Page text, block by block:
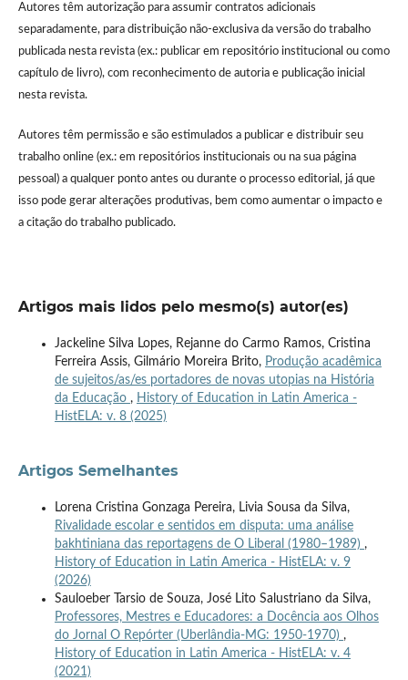
Autores têm autorização para assumir contratos adicionais
separadamente, para distribuição não-exclusiva da versão do trabalho
publicada nesta revista (ex.: publicar em repositório institucional ou como
capítulo de livro), com reconhecimento de autoria e publicação inicial
nesta revista.
Autores têm permissão e são estimulados a publicar e distribuir seu
trabalho online (ex.: em repositórios institucionais ou na sua página
pessoal) a qualquer ponto antes ou durante o processo editorial, já que
isso pode gerar alterações produtivas, bem como aumentar o impacto e
a citação do trabalho publicado.
Artigos mais lidos pelo mesmo(s) autor(es)
Jackeline Silva Lopes, Rejanne do Carmo Ramos, Cristina
Ferreira Assis, Gilmário Moreira Brito, Produção acadêmica
de sujeitos/as/es portadores de novas utopias na História
da Educação , History of Education in Latin America -
HistELA: v. 8 (2025)
Artigos Semelhantes
Lorena Cristina Gonzaga Pereira, Livia Sousa da Silva,
Rivalidade escolar e sentidos em disputa: uma análise
bakhtiniana das reportagens de O Liberal (1980–1989) ,
History of Education in Latin America - HistELA: v. 9
(2026)
Sauloeber Tarsio de Souza, José Lito Salustriano da Silva,
Professores, Mestres e Educadores: a Docência aos Olhos
do Jornal O Repórter (Uberlândia-MG: 1950-1970) ,
History of Education in Latin America - HistELA: v. 4
(2021)